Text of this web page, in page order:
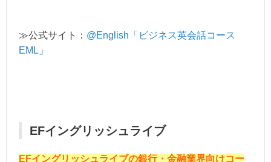
≫公式サイト： @English「ビジネス英会話コース
EML」
EFイングリッシュライブ
EFイングリッシュライブの銀行・金融業界向けコー